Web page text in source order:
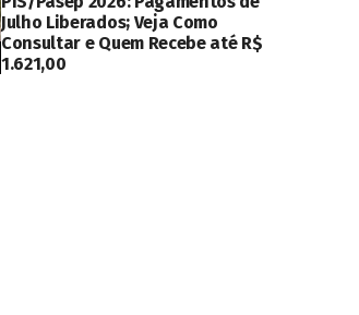
Julho Liberados; Veja Como
Consultar e Quem Recebe até R$
1.621,00